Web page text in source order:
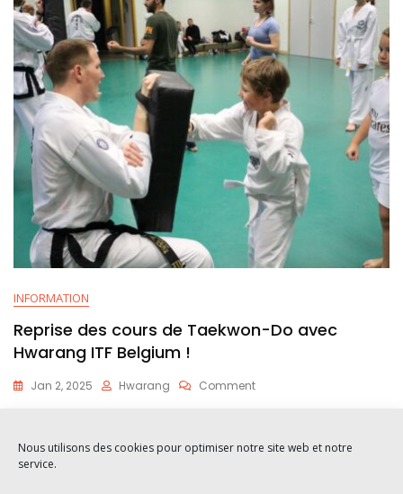
Nous utilisons des cookies pour optimiser notre site web et notre
service.
INFORMATION
Reprise des cours de Taekwon-Do avec
Hwarang ITF Belgium !
Jan 2, 2025 Hwarang Comment
rendez-vous pour